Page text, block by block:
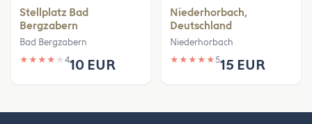
Stellplatz Bad
Bergzabern
Bad Bergzabern
★ ★ ★ ★ ★ 410 EUR
Niederhorbach,
Deutschland
Niederhorbach
★ ★ ★ ★ ★515 EUR